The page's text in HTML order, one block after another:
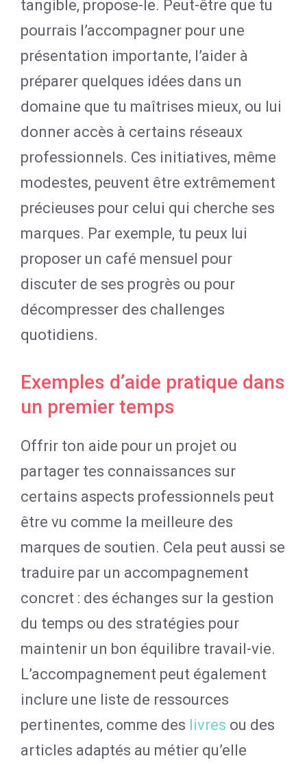
tangible, propose-le. Peut-être que tu
pourrais l’accompagner pour une
présentation importante, l’aider à
préparer quelques idées dans un
domaine que tu maîtrises mieux, ou lui
donner accès à certains réseaux
professionnels. Ces initiatives, même
modestes, peuvent être extrêmement
précieuses pour celui qui cherche ses
marques. Par exemple, tu peux lui
proposer un café mensuel pour
discuter de ses progrès ou pour
décompresser des challenges
quotidiens.
Exemples d’aide pratique dans
un premier temps
Offrir ton aide pour un projet ou
partager tes connaissances sur
certains aspects professionnels peut
être vu comme la meilleure des
marques de soutien. Cela peut aussi se
traduire par un accompagnement
concret : des échanges sur la gestion
du temps ou des stratégies pour
maintenir un bon équilibre travail-vie.
L’accompagnement peut également
inclure une liste de ressources
pertinentes, comme des livres ou des
articles adaptés au métier qu’elle